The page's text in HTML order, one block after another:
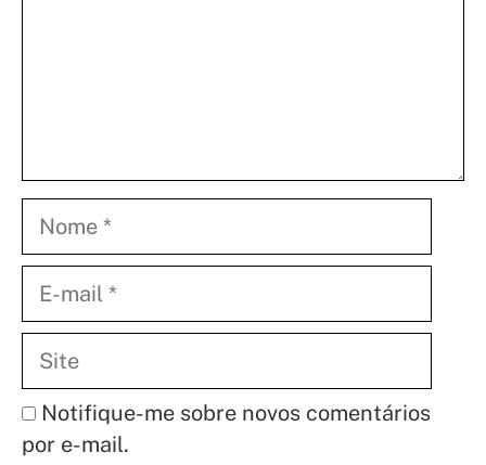
mail
Notifique-me sobre novos comentários
por e-mail.